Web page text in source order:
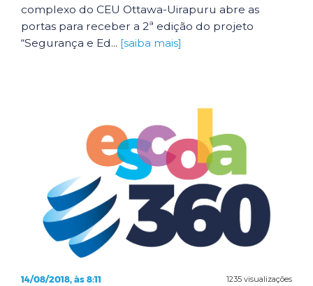
complexo do CEU Ottawa-Uirapuru abre as
portas para receber a 2ª edição do projeto
“Segurança e Ed... [saiba mais]
1235 visualizações
14/08/2018, às 8:11